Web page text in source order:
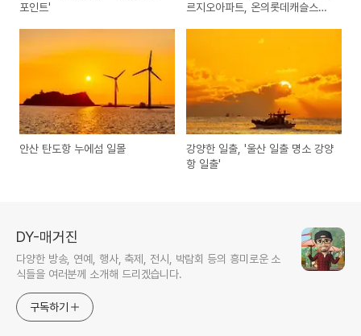
포인트'
르지오아파트, 온의롯데캐슬스카
안산 탄도항 누에섬 일몰
강양한 일출, '울산 일출 명소 강양
항 일출'
DY-매거진
다양한 방송, 연예, 행사, 축제, 전시, 박람회 등의 흥미로운 소
식들을 여러분께 소개해 드리겠습니다.
구독하기